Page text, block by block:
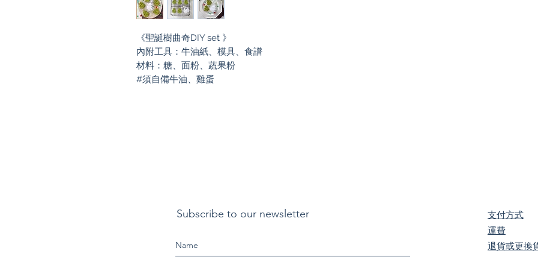
《聖誕樹曲奇DIY set 》
內附工具：牛油紙、模具、食譜
材料：糖、面粉、蔬果粉
#須自備牛油、雞蛋
Subscribe to our newsletter
支付方式
​運費
退貨或更換